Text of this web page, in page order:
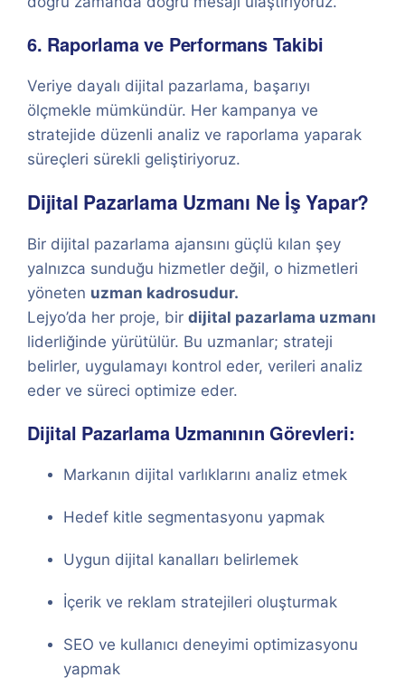
6. Raporlama ve Performans Takibi
Veriye dayalı dijital pazarlama, başarıyı
ölçmekle mümkündür. Her kampanya ve
stratejide düzenli analiz ve raporlama yaparak
süreçleri sürekli geliştiriyoruz.
Dijital Pazarlama Uzmanı Ne İş Yapar?
Bir dijital pazarlama ajansını güçlü kılan şey
yalnızca sunduğu hizmetler değil, o hizmetleri
yöneten uzman kadrosudur.
Lejyo’da her proje, bir dijital pazarlama uzmanı
liderliğinde yürütülür. Bu uzmanlar; strateji
belirler, uygulamayı kontrol eder, verileri analiz
eder ve süreci optimize eder.
Dijital Pazarlama Uzmanının Görevleri:
Markanın dijital varlıklarını analiz etmek
Hedef kitle segmentasyonu yapmak
Uygun dijital kanalları belirlemek
İçerik ve reklam stratejileri oluşturmak
SEO ve kullanıcı deneyimi optimizasyonu
yapmak